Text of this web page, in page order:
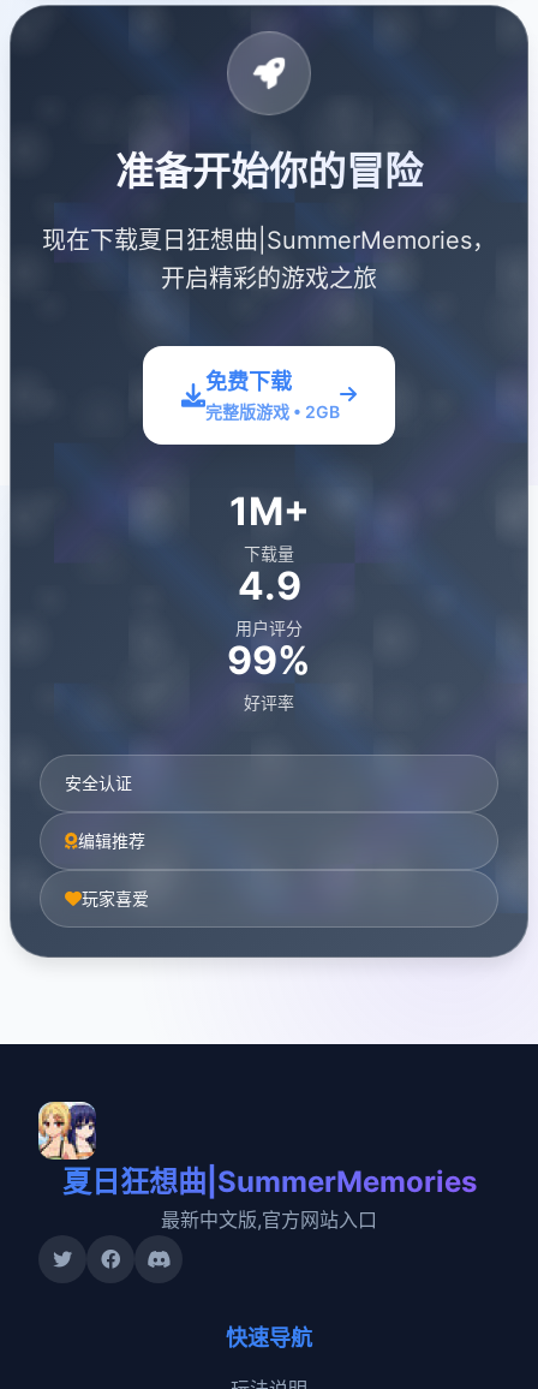
准备开始你的冒险
现在下载夏日狂想曲|SummerMemories，
开启精彩的游戏之旅
免费下载
完整版游戏 • 2GB
1M+
下载量
4.9
用户评分
99%
好评率
安全认证
编辑推荐
玩家喜爱
夏日狂想曲|SummerMemories
最新中文版,官方网站入口
快速导航